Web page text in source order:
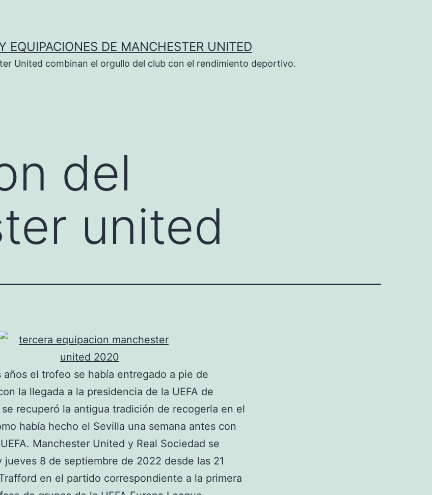
EQUIPACIONES DE MANCHESTER UNITED
United combinan el orgullo del club con el rendimiento deportivo.
del
united
años el trofeo se había entregado a pie de
la llegada a la presidencia de la UEFA de
recuperó la antigua tradición de recogerla en el
había hecho el Sevilla una semana antes con
Manchester United y Real Sociedad se
jueves 8 de septiembre de 2022 desde las 21
en el partido correspondiente a la primera